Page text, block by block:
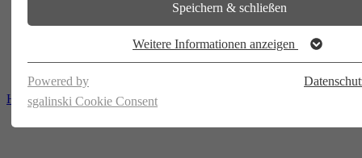
Speichern & schließen
Weitere Informationen anzeigen
Powered by
sgalinski Cookie Consent
Homepage